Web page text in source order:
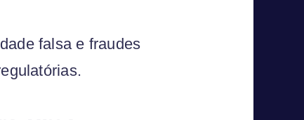
falsa e fraudes